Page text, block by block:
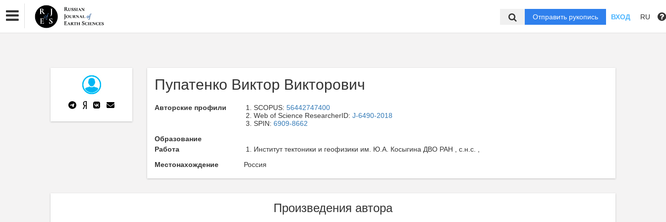
Отправить рукопись ВХОД RU
Пупатенко Виктор Викторович
Авторские профили SCOPUS: 56442747400
Web of Science ResearcherID: J-6490-2018
SPIN: 6909-8662
Образование
Работа
Институт тектоники и геофизики им. Ю.А. Косыгина ДВО РАН , с.н.с. ,
Местонахождение
Россия
Произведения автора